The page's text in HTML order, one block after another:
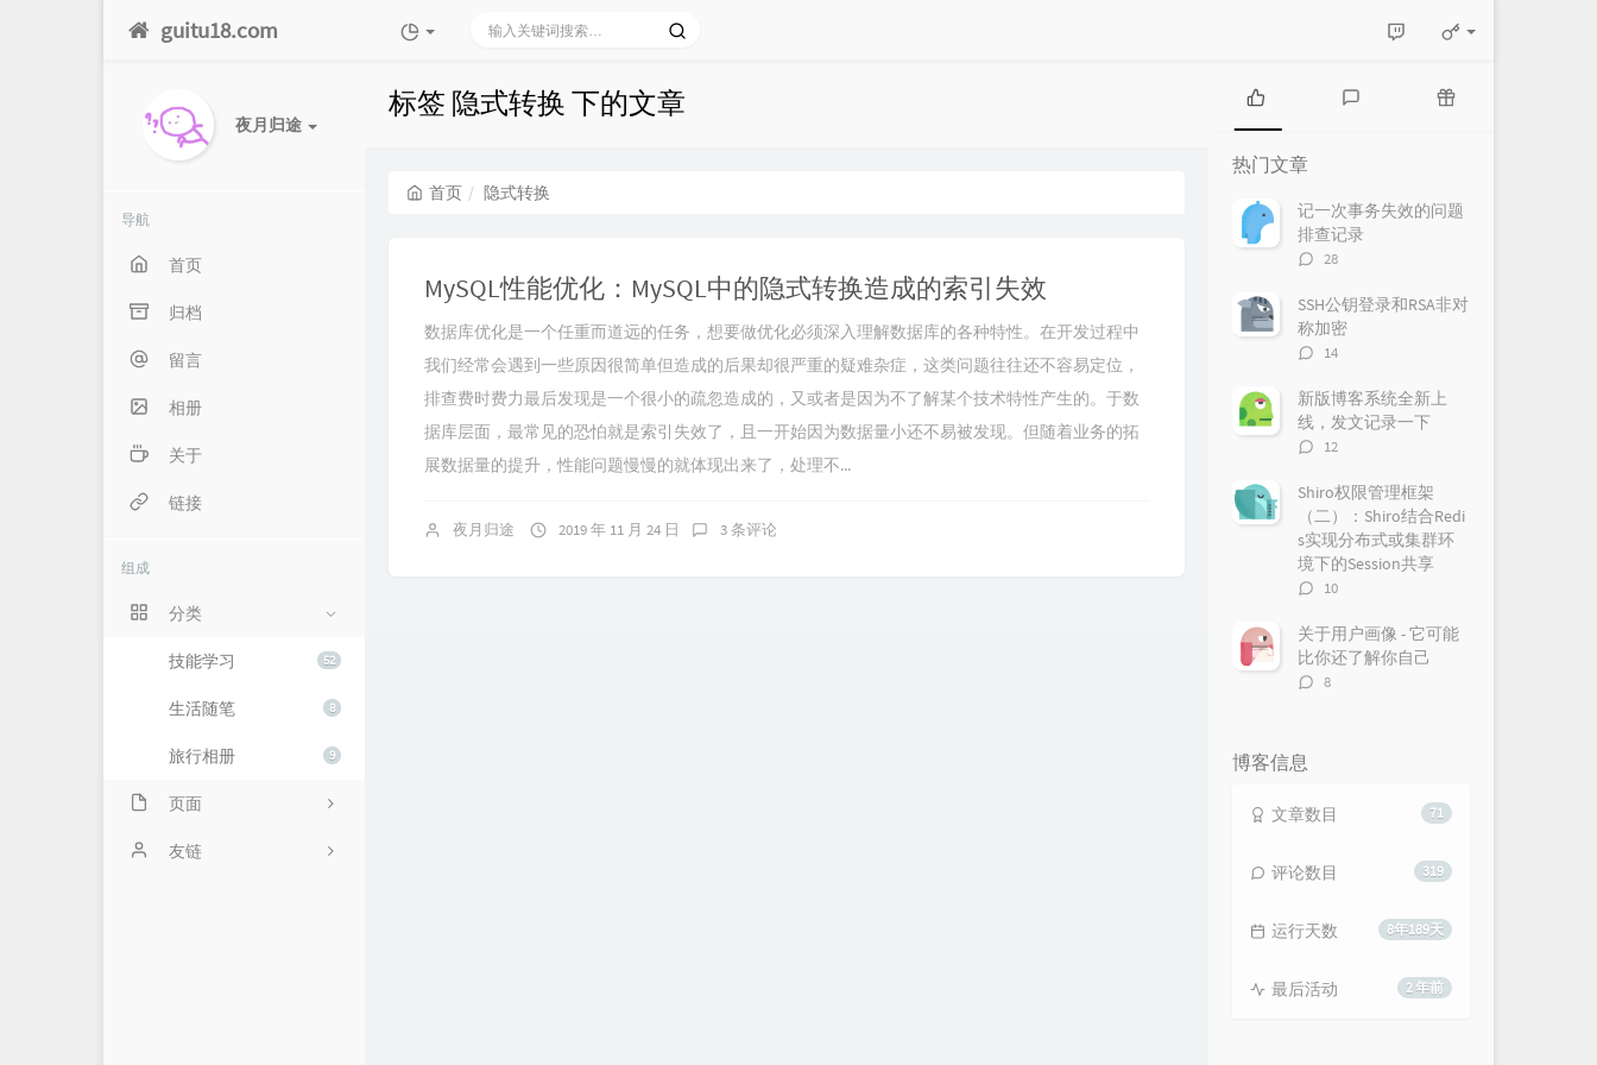
guitu18.com
夜月归途
导航
首页
归档
留言
相册
关于
链接
组成
分类
52
技能学习
8
生活随笔
9
旅行相册
页面
时光机
友链
标签 隐式转换 下的文章
首页 隐式转换
MySQL性能优化：MySQL中的隐式转换造成的索引失效
数据库优化是一个任重而道远的任务，想要做优化必须深入理解数据库的各种特性。在开发过程中
我们经常会遇到一些原因很简单但造成的后果却很严重的疑难杂症，这类问题往往还不容易定位，
排查费时费力最后发现是一个很小的疏忽造成的，又或者是因为不了解某个技术特性产生的。于数
据库层面，最常见的恐怕就是索引失效了，且一开始因为数据量小还不易被发现。但随着业务的拓
展数据量的提升，性能问题慢慢的就体现出来了，处理不...
夜月归途 2019 年 11 月 24 日 3 条评论
热
门
文
章
论
章
热门文章
记一次事务失效的问题
排查记录
评
数：
28
SSH公钥登录和RSA非对
称加密
评
数：
14
新版博客系统全新上
线，发文记录一下
评
数：
12
Shiro权限管理框架
（二）：Shiro结合Redi
s实现分布式或集群环
境下的Session共享
评
数：
10
关于用户画像 - 它可能
比你还了解你自己
评
8
博客信息
71
文章数目
319
评论数目
8年189天
运行天数
2 年前
最后活动